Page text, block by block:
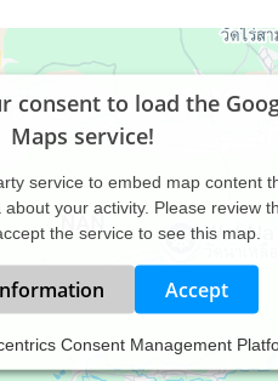
consent to load the
Maps service!
service to embed map content
about your activity. Please review
the service to see this map.
Accept
Consent Management